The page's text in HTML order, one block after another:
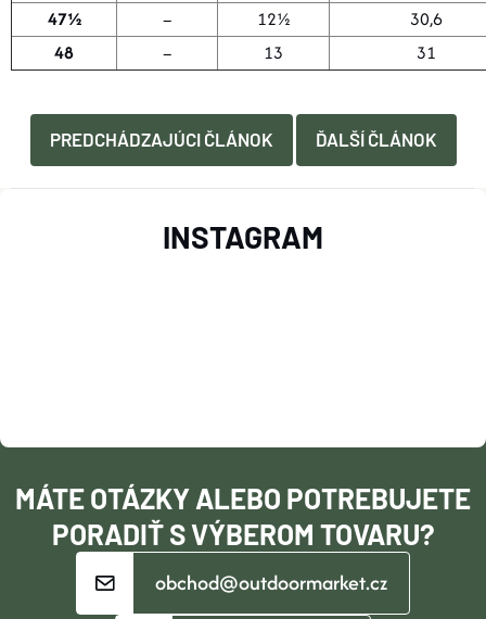
47½
– 12½
30,6
48
– 13 31
PREDCHÁDZAJÚCI ČLÁNOK ĎALŠÍ ČLÁNOK
T
MÁTE OTÁZKY ALEBO POTREBUJETE
PORADIŤ S VÝBEROM TOVARU?
obchod@outdoormarket.cz
INSTAGRAM